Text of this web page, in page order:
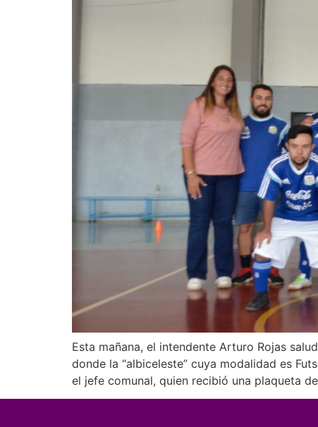
Esta mañana, el intendente Arturo Rojas
donde la “albiceleste” cuya modalidad es
el jefe comunal, quien recibió una plaqueta